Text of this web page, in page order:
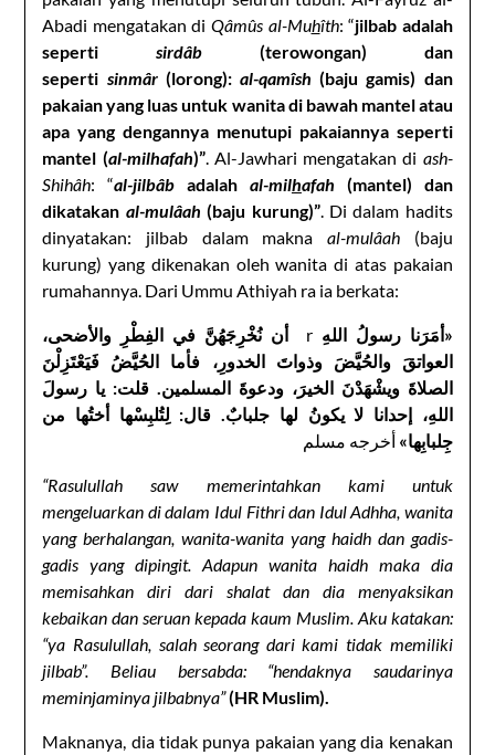
Abadi mengatakan di Qâmûs al-Muhîth: “jilbab adalah
sepertisirdâb (terowongan) dan
seperti sinmâr(lorong):al-qamîsh (baju gamis) dan
pakaian yang luas untuk wanita di bawah mantel atau
apa yang dengannya menutupi pakaiannya seperti
mantel (al-milhafah)”. Al-Jawhari mengatakan di ash-
Shihâh: “al-jilbâb adalah al-milhafah (mantel) dan
dikatakan al-mulâah (baju kurung)”. Di dalam hadits
dinyatakan: jilbab dalam makna al-mulâah(baju
kurung) yang dikenakan oleh wanita di atas pakaian
rumahannya. Dari Ummu Athiyah ra ia berkata:
«أمَرَنا رسولُ اللهِ r
أن نُخْرِجَهُنَّ في الفِطْرِ والأضحى،
العواتقَ والحُيَّضَ وذواتَ الخدورِ، فأما الحُيَّضُ فَيَعْتَزِلْنَ
الصلاةَ ويشْهَدْنَ الخيرَ، ودعوةَ المسلمين. قلت: يا رسولَ
اللهِ، إحدانا لا يكونُ لها جلبابٌ. قال: لِتُلبِسْها أختُها من
جِلبابِها» أخرجه مسلم
“Rasulullah saw memerintahkan kami untuk
mengeluarkan di dalam Idul Fithri dan Idul Adhha, wanita
yang berhalangan, wanita-wanita yang haidh dan gadis-
gadis yang dipingit. Adapun wanita haidh maka dia
memisahkan diri dari shalat dan dia menyaksikan
kebaikan dan seruan kepada kaum Muslim. Aku katakan:
“ya Rasulullah, salah seorang dari kami tidak memiliki
jilbab”. Beliau bersabda: “hendaknya saudarinya
meminjaminya jilbabnya”(HR Muslim).
Maknanya, dia tidak punya pakaian yang dia kenakan